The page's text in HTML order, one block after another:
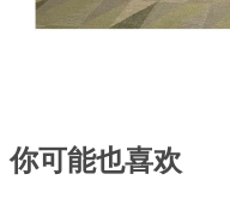
你可能也喜欢